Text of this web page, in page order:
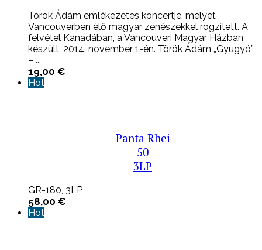
Török Ádám emlékezetes koncertje, melyet
Vancouverben élő magyar zenészekkel rögzített. A
felvétel Kanadában, a Vancouveri Magyar Házban
készült, 2014. november 1-én. Török Ádám „Gyugyó”
– ...
19,00 €
Hot
Panta Rhei
50
3LP
GR-180, 3LP
58,00 €
Hot